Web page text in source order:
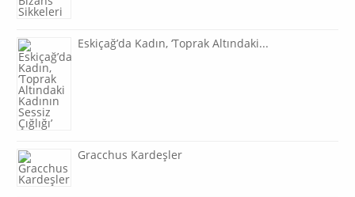
Eskiçağ’da Kadın, ‘Toprak Altındaki...
Gracchus Kardeşler